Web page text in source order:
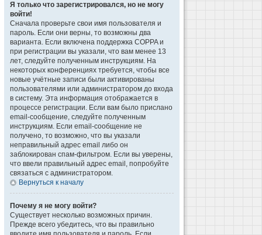
Я только что зарегистрировался, но не могу
войти!
Сначала проверьте свои имя пользователя и
пароль. Если они верны, то возможны два
варианта. Если включена поддержка COPPA и
при регистрации вы указали, что вам менее 13
лет, следуйте полученным инструкциям. На
некоторых конференциях требуется, чтобы все
новые учётные записи были активированы
пользователями или администратором до входа
в систему. Эта информация отображается в
процессе регистрации. Если вам было прислано
email-сообщение, следуйте полученным
инструкциям. Если email-сообщение не
получено, то возможно, что вы указали
неправильный адрес email либо он
заблокирован спам-фильтром. Если вы уверены,
что ввели правильный адрес email, попробуйте
связаться с администратором.
Вернуться к началу
Почему я не могу войти?
Существует несколько возможных причин.
Прежде всего убедитесь, что вы правильно